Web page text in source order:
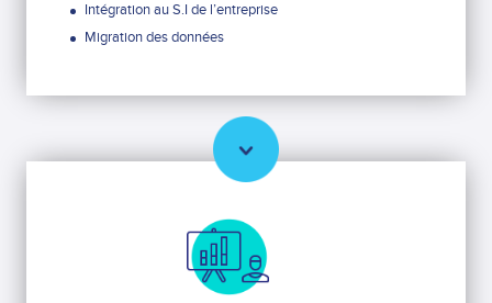
Intégration au S.I de l’entreprise
Migration des données